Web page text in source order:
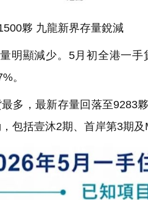
夥 九龍新界存量銳減
明顯減少。5月初全港一
。
多，最新存量回落至9283
包括壹沐2期、首岸第3期